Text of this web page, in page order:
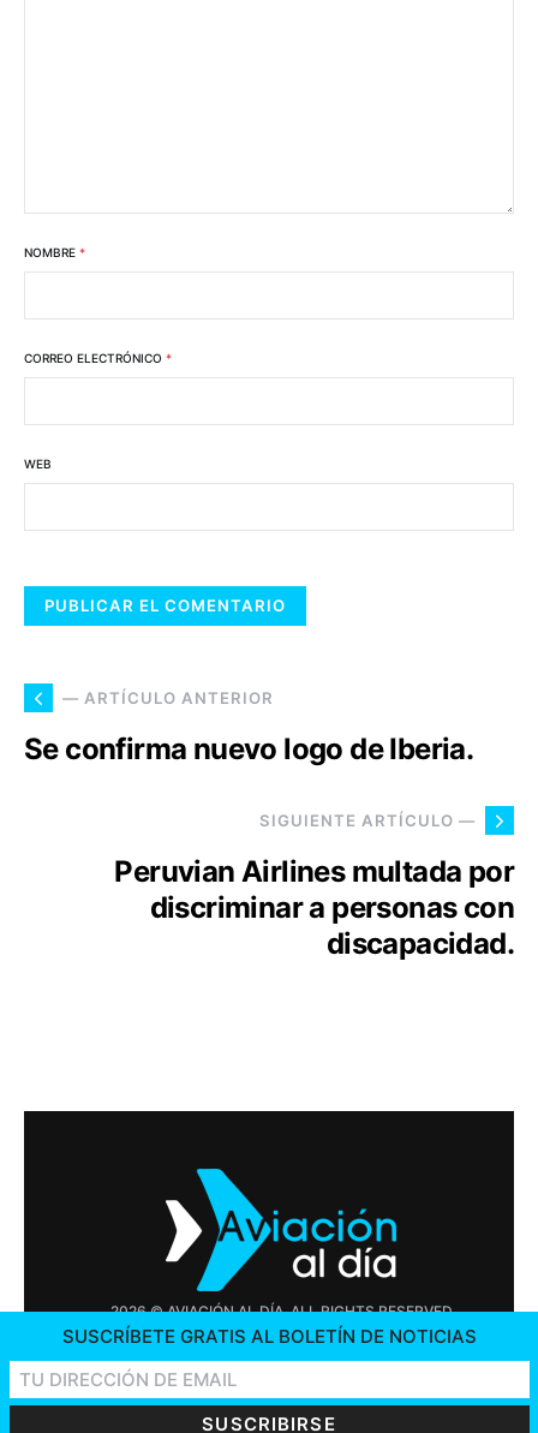
NOMBRE *
CORREO ELECTRÓNICO *
WEB
— ARTÍCULO ANTERIOR
Se confirma nuevo logo de Iberia.
SIGUIENTE ARTÍCULO —
Peruvian Airlines multada por
discriminar a personas con
discapacidad.
2026 © AVIACIÓN AL DÍA. ALL RIGHTS RESERVED
OFERTAS DE TRABAJO
SUSCRÍBETE GRATIS AL BOLETÍN DE NOTICIAS